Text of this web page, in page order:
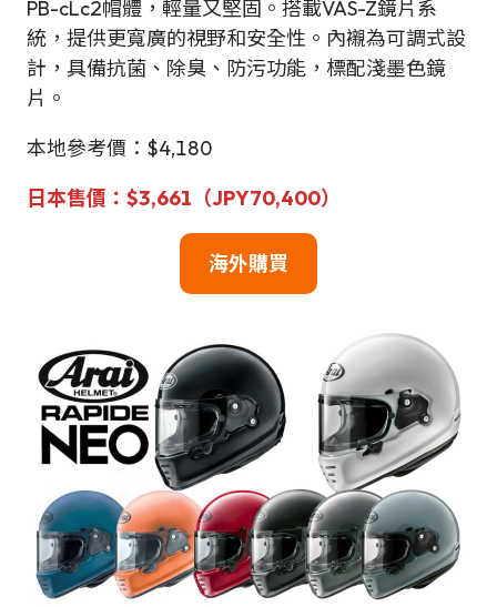
PB-cLc2帽體，輕量又堅固。搭載VAS-Z鏡片系
統，提供更寬廣的視野和安全性。內襯為可調式設
計，具備抗菌、除臭、防污功能，標配淺墨色鏡
片。
本地參考價：$4,180
日本售價：$3,661（JPY70,400）
海外購買